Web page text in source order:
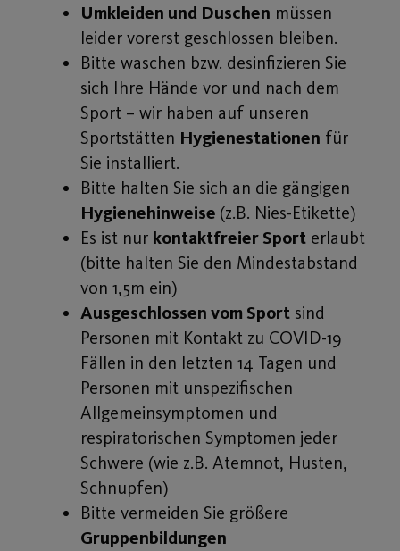
Umkleiden und Duschen müssen
leider vorerst geschlossen bleiben.
Bitte waschen bzw. desinfizieren Sie
sich Ihre Hände vor und nach dem
Sport – wir haben auf unseren
Sportstätten Hygienestationen für
Sie installiert.
Bitte halten Sie sich an die gängigen
Hygienehinweise (z.B. Nies-Etikette)
Es ist nur kontaktfreier Sport erlaubt
(bitte halten Sie den Mindestabstand
von 1,5m ein)
Ausgeschlossen vom Sport sind
Personen mit Kontakt zu COVID-19
Fällen in den letzten 14 Tagen und
Personen mit unspezifischen
Allgemeinsymptomen und
respiratorischen Symptomen jeder
Schwere (wie z.B. Atemnot, Husten,
Schnupfen)
Bitte vermeiden Sie größere
Gruppenbildungen